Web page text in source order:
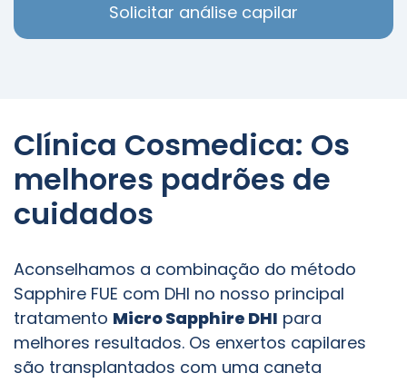
Solicitar análise capilar
Clínica Cosmedica: Os
melhores padrões de
cuidados
Aconselhamos a combinação do método
Sapphire FUE com DHI no nosso principal
tratamento Micro Sapphire DHI para
melhores resultados. Os enxertos capilares
são transplantados com uma caneta